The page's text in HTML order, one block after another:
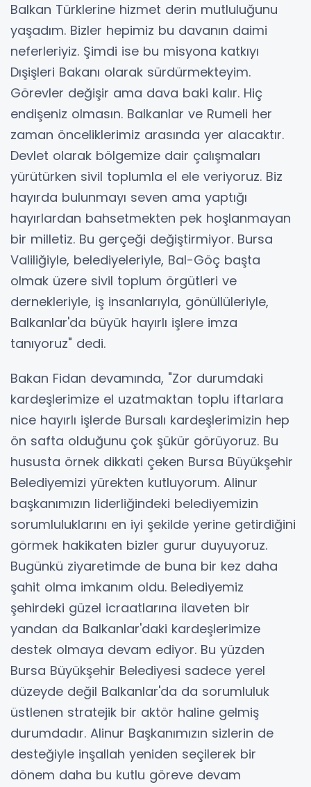
Balkan Türklerine hizmet derin mutluluğunu
yaşadım. Bizler hepimiz bu davanın daimi
neferleriyiz. Şimdi ise bu misyona katkıyı
Dışişleri Bakanı olarak sürdürmekteyim.
Görevler değişir ama dava baki kalır. Hiç
endişeniz olmasın. Balkanlar ve Rumeli her
zaman önceliklerimiz arasında yer alacaktır.
Devlet olarak bölgemize dair çalışmaları
yürütürken sivil toplumla el ele veriyoruz. Biz
hayırda bulunmayı seven ama yaptığı
hayırlardan bahsetmekten pek hoşlanmayan
bir milletiz. Bu gerçeği değiştirmiyor. Bursa
Valiliğiyle, belediyeleriyle, Bal-Göç başta
olmak üzere sivil toplum örgütleri ve
dernekleriyle, iş insanlarıyla, gönüllüleriyle,
Balkanlar'da büyük hayırlı işlere imza
tanıyoruz" dedi.
Bakan Fidan devamında, "Zor durumdaki
kardeşlerimize el uzatmaktan toplu iftarlara
nice hayırlı işlerde Bursalı kardeşlerimizin hep
ön safta olduğunu çok şükür görüyoruz. Bu
hususta örnek dikkati çeken Bursa Büyükşehir
Belediyemizi yürekten kutluyorum. Alinur
başkanımızın liderliğindeki belediyemizin
sorumluluklarını en iyi şekilde yerine getirdiğini
görmek hakikaten bizler gurur duyuyoruz.
Bugünkü ziyaretimde de buna bir kez daha
şahit olma imkanım oldu. Belediyemiz
şehirdeki güzel icraatlarına ilaveten bir
yandan da Balkanlar'daki kardeşlerimize
destek olmaya devam ediyor. Bu yüzden
Bursa Büyükşehir Belediyesi sadece yerel
düzeyde değil Balkanlar'da da sorumluluk
üstlenen stratejik bir aktör haline gelmiş
durumdadır. Alinur Başkanımızın sizlerin de
desteğiyle inşallah yeniden seçilerek bir
dönem daha bu kutlu göreve devam